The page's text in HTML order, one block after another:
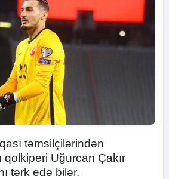
təmsilçilərindən
Uğurcan Çakır
tərk edə bilər.